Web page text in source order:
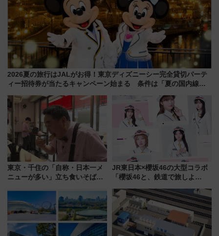
2026夏の旅行はJALがお得！東京ディズニーシー完全貸切パーテ
ィー招待券が当たるキャンペーン始まる 条件は「夏の国内線に2
東京・千住の「自称・日本一メ
ニューが多い」立ち食いそば屋
地のふらっと立ち食いそば』
7/27夜10時～放送
JR東日本×櫻坂46の大型コラボ
「櫻坂46と、鉄道で旅しよ
潟・長野・庄内へ